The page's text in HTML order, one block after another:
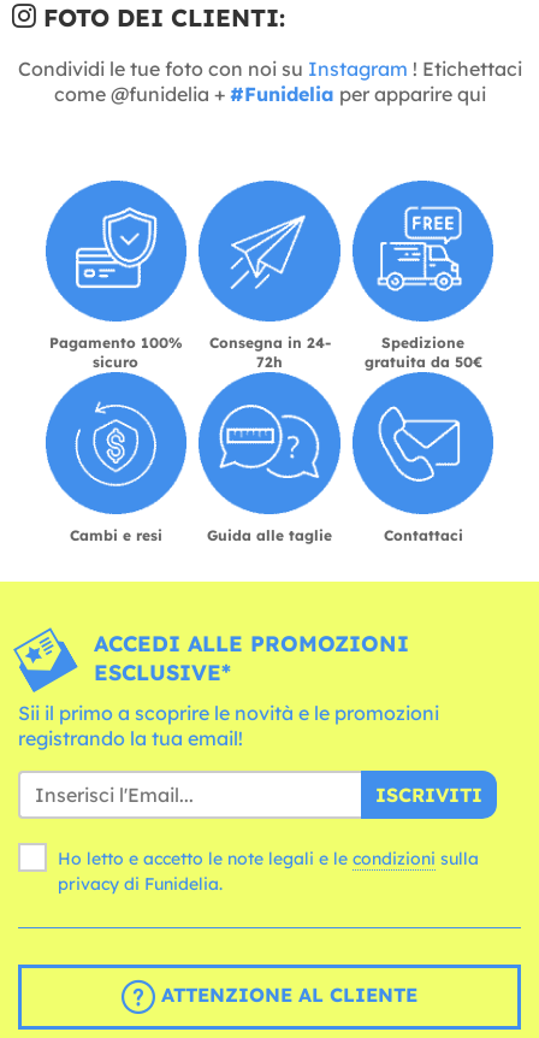
FOTO DEI CLIENTI:
Condividi le tue foto con noi su Instagram ! Etichettaci
come @funidelia + #Funidelia per apparire qui
Pagamento 100%
sicuro
Consegna in 24-
72h
Spedizione
gratuita da 50€
Cambi e resi Guida alle taglie Contattaci
ACCEDI ALLE PROMOZIONI
ESCLUSIVE*
Sii il primo a scoprire le novità e le promozioni
registrando la tua email!
ISCRIVITI
Ho letto e accetto le note legali e le condizioni
privacy di Funidelia.
ATTENZIONE AL CLIENTE